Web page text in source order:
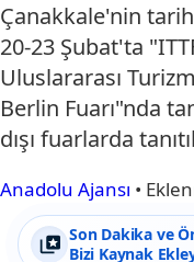
Çanakkale'nin
20-23 Şubat'ta
Uluslararası
Berlin Fuarı"nda
dışı fuarlarda
Anadolu Ajansı •
Son Dakika ve
Bizi Kaynak